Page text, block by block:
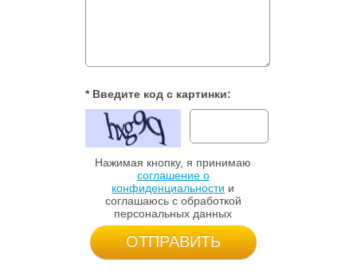
* Введите код с картинки:
Нажимая кнопку, я принимаю
соглашение о
конфиденциальности и
соглашаюсь с обработкой
персональных данных